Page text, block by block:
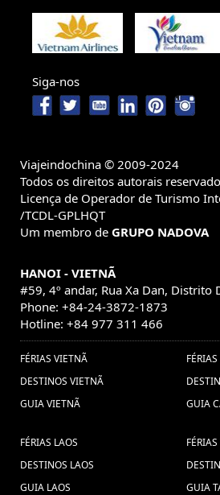
Siga-nos
Viajeindochina © 2009-2024
Todos os direitos autorais
Licença de Operador de Turismo
/TCDL-GPLHQT
Um membro de GRUPO NADOVA
HANOI - VIETNÃ
#59, 4º andar, Rua Xa Dan, Distrito
Phone: +84-24-3872-1873
Hotline: +84 977 311 466
FÉRIAS VIETNÃ
DESTINOS VIETNÃ
GUIA VIETNÃ
GUIA
FÉRIAS LAOS
DESTINOS LAOS
GUIA LAOS
GUIA